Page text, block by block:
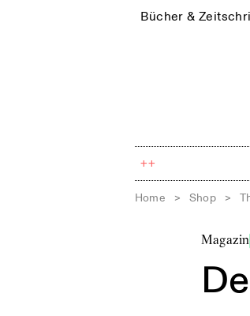
Bücher &
++
Home > Shop >
Magazin